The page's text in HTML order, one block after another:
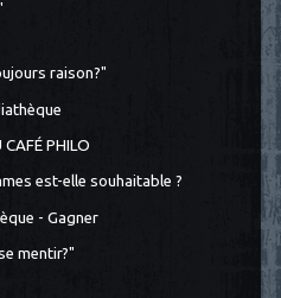
raison?"
PHILO
est-elle souhaitable ?
- Gagner
mentir?"